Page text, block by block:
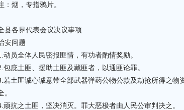
：烟，专指鸦片。
县各界代表会议决议事项
安问题
动员全体人民密报匪情，有功者酌情奖励。
包庇土匪、援助土匪及藏匪者，以通匪论罪。
若土匪诚心诚意带全部武器弹药公物公款及劫抢所得之物
。
顽抗之土匪，坚决消灭。罪大恶极者由人民公审判决之。